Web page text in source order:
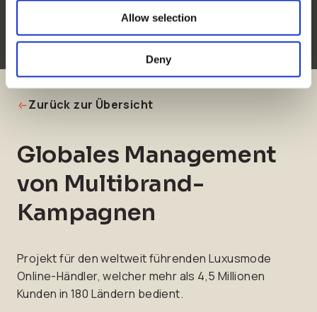
Allow selection
Deny
Zurück zur Übersicht
Globales Management
von Multibrand-
Kampagnen
Projekt für den weltweit führenden Luxusmode
Online-Händler, welcher mehr als 4,5 Millionen
Kunden in 180 Ländern bedient.